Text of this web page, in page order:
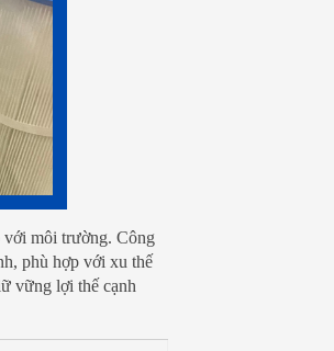
với môi trường. Công
phù hợp với xu thế
vững lợi thế cạnh